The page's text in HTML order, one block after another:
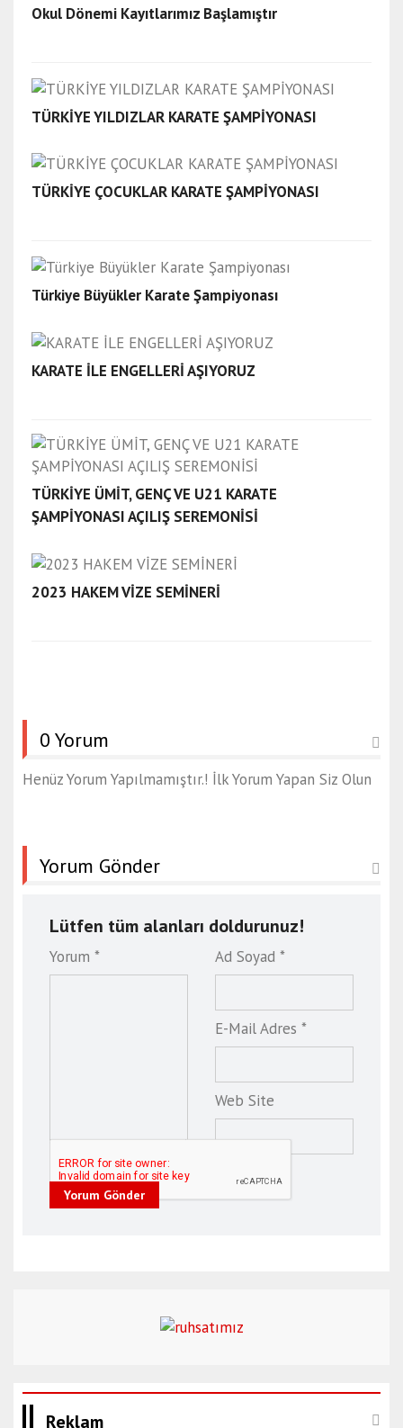
Okul Dönemi Kayıtlarımız Başlamıştır
TÜRKİYE YILDIZLAR KARATE ŞAMPİYONASI
TÜRKİYE ÇOCUKLAR KARATE ŞAMPİYONASI
Türkiye Büyükler Karate Şampiyonası
KARATE İLE ENGELLERİ AŞIYORUZ
TÜRKİYE ÜMİT, GENÇ VE U21 KARATE
ŞAMPİYONASI AÇILIŞ SEREMONİSİ
2023 HAKEM VİZE SEMİNERİ
0 Yorum
Henüz Yorum Yapılmamıştır.! İlk Yorum Yapan Siz Olun
Yorum Gönder
Lütfen tüm alanları doldurunuz!
Yorum * Ad Soyad *
E-Mail Adres *
Web Site
Yorum Gönder
Reklam